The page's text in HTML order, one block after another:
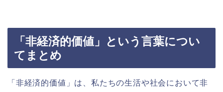
「非経済的価値」という言葉につい
てまとめ
「非経済的価値」は、私たちの生活や社会において非